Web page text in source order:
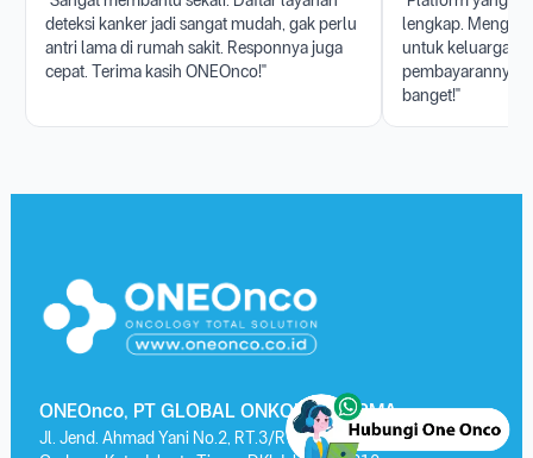
deteksi kanker jadi sangat mudah, gak perlu
antri lama di rumah sakit. Responnya juga
cepat. Terima kasih ONEOnco!"
lengkap.
untuk keluarga,
pembayarannya
banget!"
ONEOnco, PT GLOBAL ONKOLAB FARMA
Jl. Jend. Ahmad Yani No.2, RT.3/RW.13, Kayu Putih, Kec. Pulo